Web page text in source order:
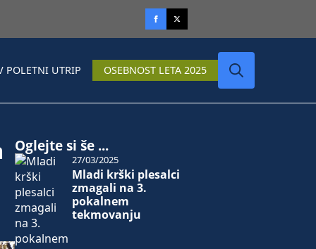
POLETNI UTRIP OSEBNOST LETA 2025
Oglejte si še ...
Mladi krški plesalci
zmagali na 3.
pokalnem
tekmovanju
27/03/2025